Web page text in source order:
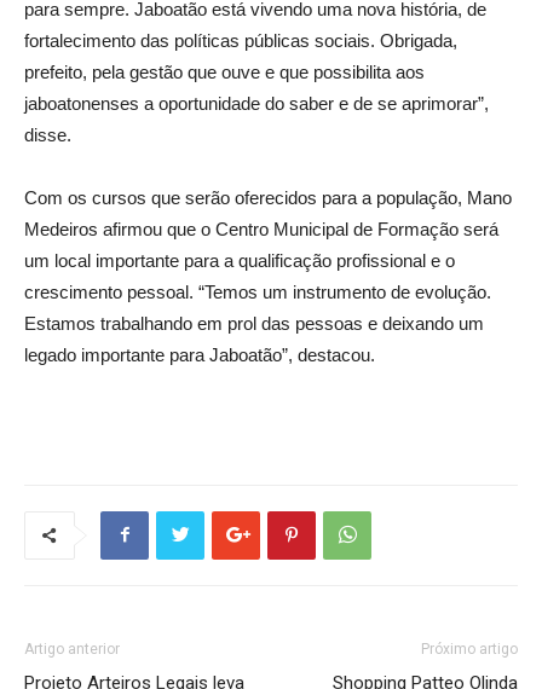
para sempre. Jaboatão está vivendo uma nova história, de
fortalecimento das políticas públicas sociais. Obrigada,
prefeito, pela gestão que ouve e que possibilita aos
jaboatonenses a oportunidade do saber e de se aprimorar”,
disse.
Com os cursos que serão oferecidos para a população, Mano
Medeiros afirmou que o Centro Municipal de Formação será
um local importante para a qualificação profissional e o
crescimento pessoal. “Temos um instrumento de evolução.
Estamos trabalhando em prol das pessoas e deixando um
legado importante para Jaboatão”, destacou.
Artigo anterior
Projeto Arteiros Legais leva
Próximo artigo
Shopping Patteo Olinda